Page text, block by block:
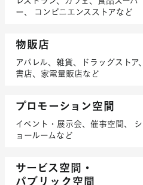
ー、
コンビニエンスストアなど
物販店
アパレル、雑貨、ドラッグストア、
書店、家電量販店など
プロモーション空間
イベント・展示会、催事空間、
シ
ョールームなど
サービス空間・